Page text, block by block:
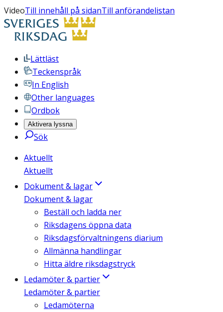
VideoTill innehåll på sidanTill anförandelistan
Lättläst
Teckenspråk
In English
Other languages
Ordbok
Aktivera lyssna
Sök
Aktuellt
Aktuellt
Dokument & lagar
Dokument & lagar
Beställ och ladda ner
Riksdagens öppna data
Riksdagsförvaltningens diarium
Allmänna handlingar
Hitta äldre riksdagstryck
Ledamöter & partier
Ledamöter & partier
Ledamöterna